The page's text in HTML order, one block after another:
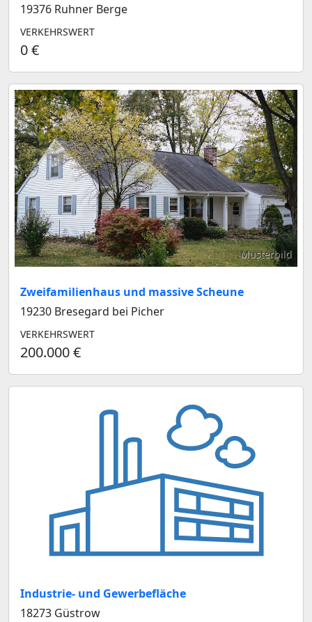
19376 Ruhner Berge
VERKEHRSWERT
0 €
Musterbild
Zweifamilienhaus und massive Scheune
19230 Bresegard bei Picher
VERKEHRSWERT
200.000 €
Industrie- und Gewerbefläche
18273 Güstrow